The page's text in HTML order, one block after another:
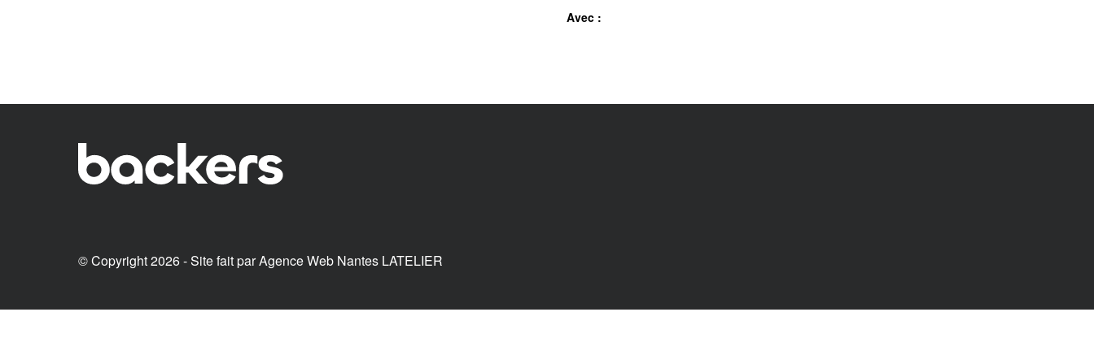
Avec :
© Copyright 2026 - Site fait parAgence Web Nantes LATELIER